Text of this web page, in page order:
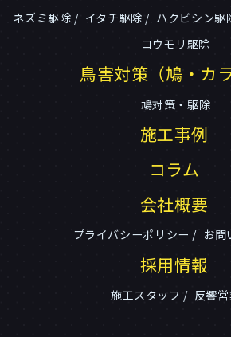
ネズミ駆除 イタチ駆除 ハクビシン駆
コウモリ駆除
鳥害対策（鳩・カラ
鳩対策・駆除
施工事例
コラム
会社概要
プライバシーポリシー お問
採用情報
施工スタッフ 反響